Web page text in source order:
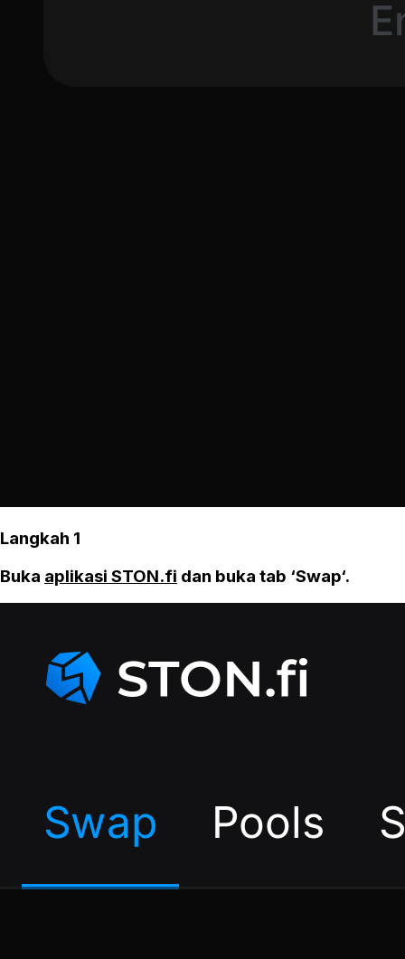
Langkah 1
Buka aplikasi STON.fi dan buka tab ‘Swap‘.